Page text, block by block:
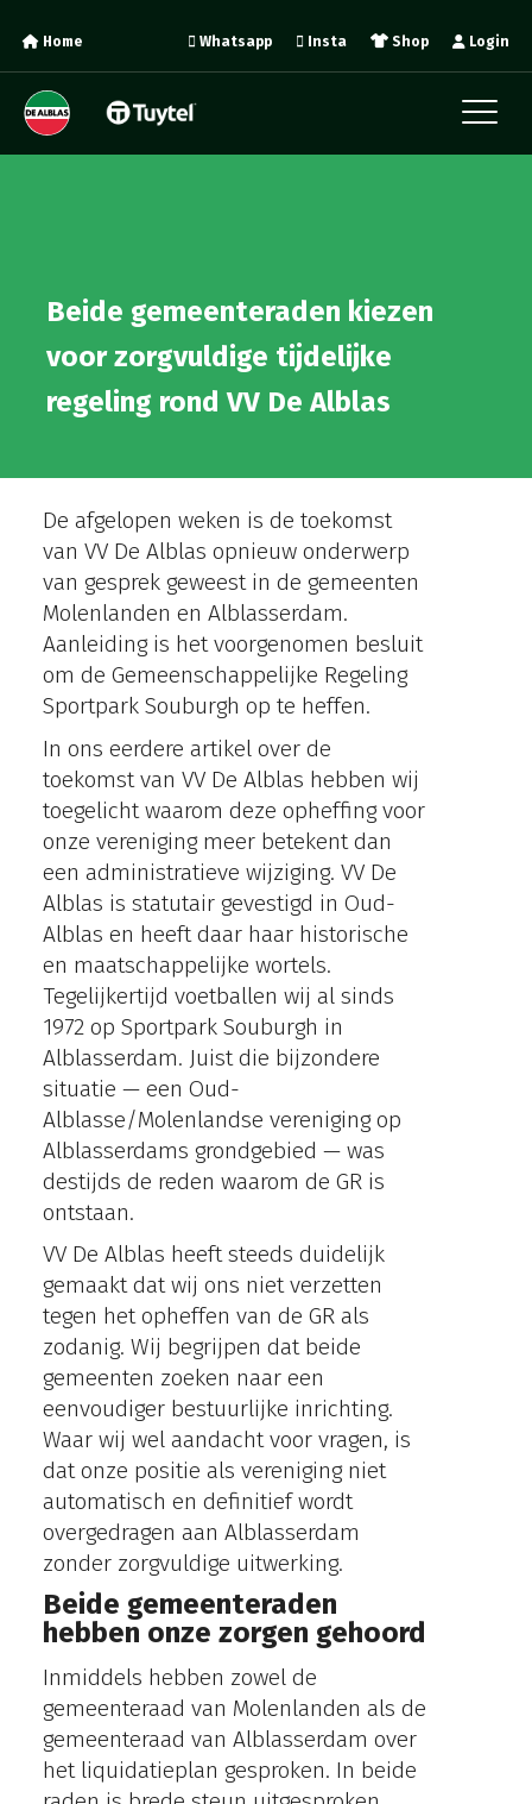
Home Login
Shop
Insta
Whatsapp
Beide gemeenteraden kiezen
voor zorgvuldige tijdelijke
regeling rond VV De Alblas
De afgelopen weken is de toekomst
van VV De Alblas opnieuw onderwerp
van gesprek geweest in de gemeenten
Molenlanden en Alblasserdam.
Aanleiding is het voorgenomen besluit
om de Gemeenschappelijke Regeling
Sportpark Souburgh op te heffen.
In ons eerdere artikel over de
toekomst van VV De Alblas hebben wij
toegelicht waarom deze opheffing voor
onze vereniging meer betekent dan
een administratieve wijziging. VV De
Alblas is statutair gevestigd in Oud-
Alblas en heeft daar haar historische
en maatschappelijke wortels.
Tegelijkertijd voetballen wij al sinds
1972 op Sportpark Souburgh in
Alblasserdam. Juist die bijzondere
situatie — een Oud-
Alblasse/Molenlandse vereniging op
Alblasserdams grondgebied — was
destijds de reden waarom de GR is
ontstaan.
VV De Alblas heeft steeds duidelijk
gemaakt dat wij ons niet verzetten
tegen het opheffen van de GR als
zodanig. Wij begrijpen dat beide
gemeenten zoeken naar een
eenvoudiger bestuurlijke inrichting.
Waar wij wel aandacht voor vragen, is
dat onze positie als vereniging niet
automatisch en definitief wordt
overgedragen aan Alblasserdam
zonder zorgvuldige uitwerking.
Beide gemeenteraden
hebben onze zorgen gehoord
Inmiddels hebben zowel de
gemeenteraad van Molenlanden als de
gemeenteraad van Alblasserdam over
het liquidatieplan gesproken. In beide